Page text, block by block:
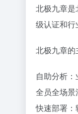
北极九章是
级认证和行
北极九章的
自助分析：
全员全场景
快速部署：